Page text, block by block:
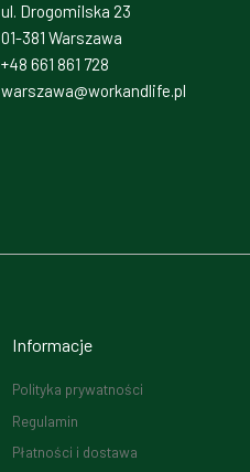
ul. Drogomilska 23
01-381 Warszawa
+48 661 861 728
warszawa@workandlife.pl
Informacje
Polityka prywatności
Regulamin
Płatności i dostawa